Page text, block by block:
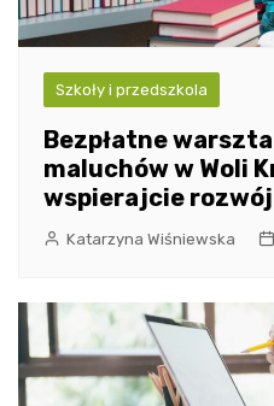
Szkoły i przedszkola
Bezpłatne
maluchów w Woli
wspierajcie
Katarzyna Wiśniewska